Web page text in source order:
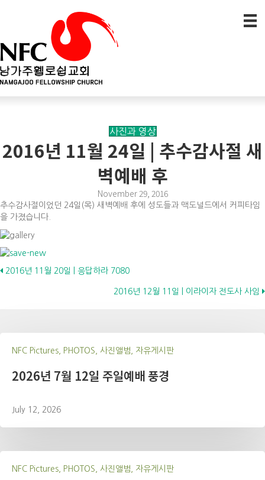
사진과 영상
2016년 11월 24일 | 추수감사절 새
벽예배 후
November 29, 2016
추수감사절이었던 24일(목) 새벽예배 후에 성도들과 맥도널드에서 커피타임
을 가졌습니다.
Posts
2016년 11월 20일 | 응답하라 7080
2016년 12월 11일 | 이라이자 전도사 사임
NFC Pictures, PHOTOS, 사진앨범, 자유게시판
2026년 7월 12일 주일예배 풍경
July 12, 2026
NFC Pictures, PHOTOS, 사진앨범, 자유게시판